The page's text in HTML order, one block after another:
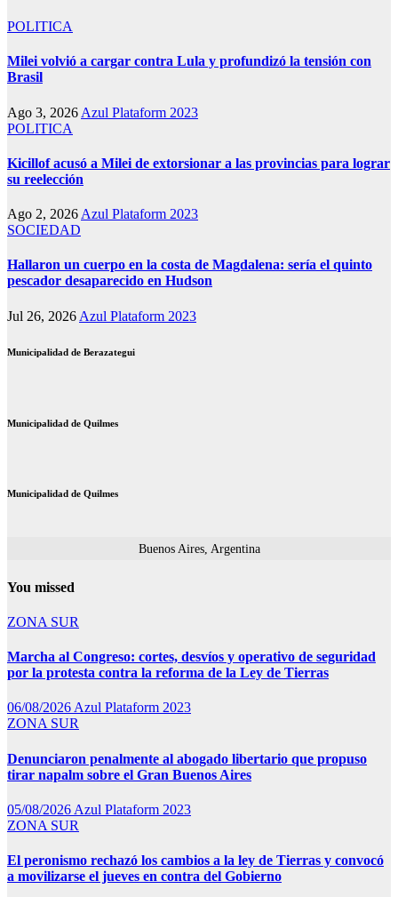
POLITICA
Milei volvió a cargar contra Lula y profundizó la tensión con
Brasil
Ago 3, 2026 Azul Plataform 2023
POLITICA
Kicillof acusó a Milei de extorsionar a las provincias para lograr
su reelección
Ago 2, 2026 Azul Plataform 2023
SOCIEDAD
Hallaron un cuerpo en la costa de Magdalena: sería el quinto
pescador desaparecido en Hudson
Jul 26, 2026 Azul Plataform 2023
Municipalidad de Berazategui
Municipalidad de Quilmes
Municipalidad de Quilmes
Buenos Aires, Argentina
You missed
ZONA SUR
Marcha al Congreso: cortes, desvíos y operativo de seguridad
por la protesta contra la reforma de la Ley de Tierras
06/08/2026Azul Plataform 2023
ZONA SUR
Denunciaron penalmente al abogado libertario que propuso
tirar napalm sobre el Gran Buenos Aires
05/08/2026 Azul Plataform 2023
ZONA SUR
El peronismo rechazó los cambios a la ley de Tierras y convocó
a movilizarse el jueves en contra del Gobierno